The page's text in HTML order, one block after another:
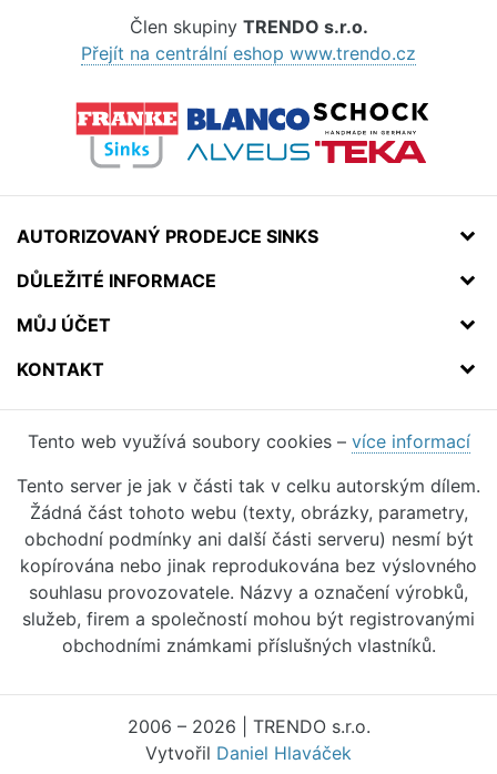
Člen skupiny TRENDO s.r.o.
Přejít na centrální eshop www.trendo.cz
AUTORIZOVANÝ PRODEJCE SINKS
DŮLEŽITÉ INFORMACE
MŮJ ÚČET
KONTAKT
Tento web využívá soubory cookies – více informací
Tento server je jak v části tak v celku autorským dílem.
Žádná část tohoto webu (texty, obrázky, parametry,
obchodní podmínky ani další části serveru) nesmí být
kopírována nebo jinak reprodukována bez výslovného
souhlasu provozovatele. Názvy a označení výrobků,
služeb, firem a společností mohou být registrovanými
obchodními známkami příslušných vlastníků.
2006 – 2026 | TRENDO s.r.o.
Vytvořil Daniel Hlaváček